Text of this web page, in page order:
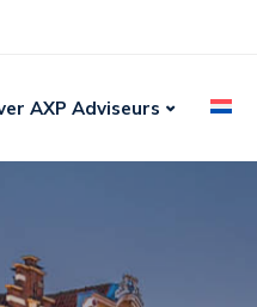
AXP Adviseurs